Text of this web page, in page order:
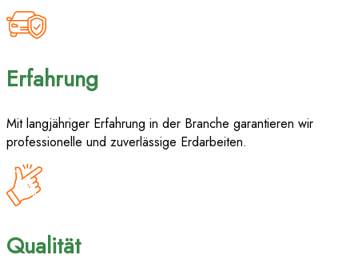
Erfahrung
Mit langjähriger Erfahrung in der Branche garantieren wir
professionelle und zuverlässige Erdarbeiten.
Qualität